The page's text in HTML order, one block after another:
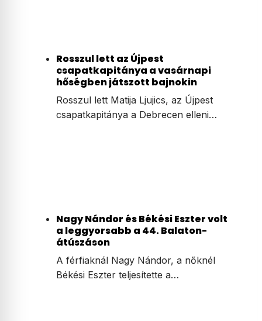
Rosszul lett az Újpest
csapatkapitánya a vasárnapi
hőségben játszott bajnokin
Rosszul lett Matija Ljujics, az Újpest
csapatkapitánya a Debrecen elleni…
Nagy Nándor és Békési Eszter volt
a leggyorsabb a 44. Balaton-
átúszáson
A férfiaknál Nagy Nándor, a nőknél
Békési Eszter teljesítette a…